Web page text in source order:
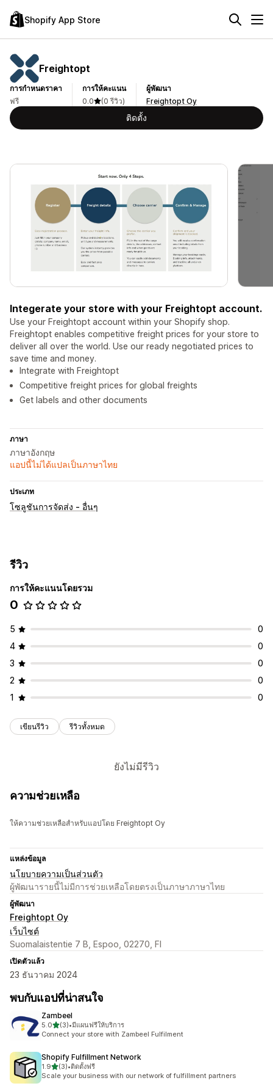
Shopify App Store
Freightopt
การกำหนดราคา
ฟรี
การให้คะแนน
0.0
(0 รีวิว)
ผู้พัฒนา
Freightopt Oy
ติดตั้ง
Integerate your store with your Freightopt account.
Use your Freightopt account within your Shopify shop.
Freightopt enables competitive freight prices for your store to
deliver all over the world. Use our ready negotiated prices to
save time and money.
Integrate with Freightopt
Competitive freight prices for global freights
Get labels and other documents
ภาษา
ภาษาอังกฤษ
แอปนี้ไม่ได้แปลเป็นภาษาไทย
ประเภท
โซลูชันการจัดส่ง - อื่นๆ
รีวิว
การให้คะแนนโดยรวม
0
5
0
4
0
3
0
2
0
1
0
เขียนรีวิว รีวิวทั้งหมด
ยังไม่มีรีวิว
ความช่วยเหลือ
ให้ความช่วยเหลือสำหรับแอปโดย Freightopt Oy
แหล่งข้อมูล
นโยบายความเป็นส่วนตัว
ผู้พัฒนารายนี้ไม่มีการช่วยเหลือโดยตรงเป็นภาษาภาษาไทย
ผู้พัฒนา
Freightopt Oy
เว็บไซต์
Suomalaistentie 7 B, Espoo, 02270, FI
เปิดตัวแล้ว
23 ธันวาคม 2024
พบกับแอปที่น่าสนใจ
Zambeel
5.0เต็ม 5 ดาว
(3)
ทั้งหมด 3 รีวิว
•มีแผนฟรีให้บริการ
Connect your store with Zambeel Fulfilment
Shopify Fulfillment Network
1.9เต็ม 5 ดาว
(3)
ทั้งหมด 3 รีวิว
•ติดตั้งฟรี
Scale your business with our network of fulfillment partners